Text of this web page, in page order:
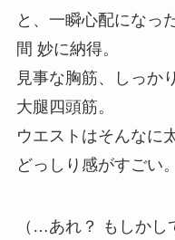
と、一瞬心配になっ
間 妙に納得。
見事な胸筋、しっか
大腿四頭筋。
ウエストはそんなに
どっしり感がすごい。
（…あれ？ もしかし